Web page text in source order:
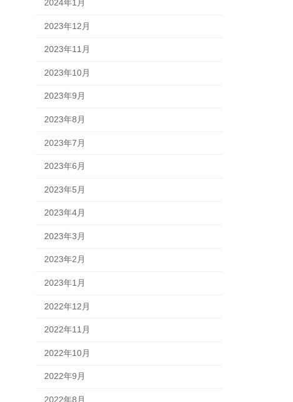
2024年1月
2023年12月
2023年11月
2023年10月
2023年9月
2023年8月
2023年7月
2023年6月
2023年5月
2023年4月
2023年3月
2023年2月
2023年1月
2022年12月
2022年11月
2022年10月
2022年9月
2022年8月